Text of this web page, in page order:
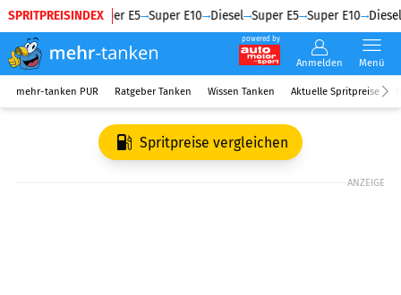
SPRITPREISINDEX
Diesel Super E5 Super E10 Diesel Super E5 Super E10 Diesel
powered by
Anmelden Menü
mehr-tanken PUR Ratgeber Tanken Wissen Tanken Aktuelle Spritpreise
Spritpreise vergleichen
ANZEIGE